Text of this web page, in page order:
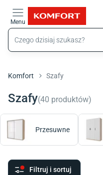
Menu
Komfort Szafy
Szafy(40 produktów)
Przesuwne
Filtruj i sortuj